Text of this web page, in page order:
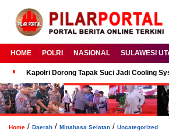
HOME POLRI NASIONAL SULAWESI
Kapolri Dorong Tapak Suci Jadi Cooling
Home / Daerah / Minahasa Selatan / Uncategorized